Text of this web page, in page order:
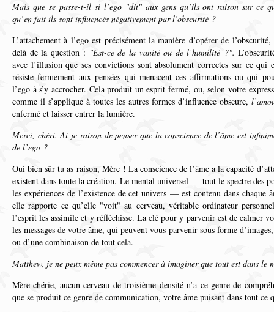
Mais que se passe-t-il si l’ego "dit" aux gens qu’ils ont raison sur ce
qu’en fait ils sont influencés négativement par l’obscurité ?
L’attachement à l’ego est précisément la manière d’opérer de
delà de la question : "Est-ce de la vanité ou de l’humilité ?".
avec l’illusion que ses convictions sont absolument correctes sur ce
résiste fermement aux pensées qui menacent ces affirmations ou qui
l’ego à s’y accrocher. Cela produit un esprit fermé, ou, selon votre
comme il s’applique à toutes les autres formes d’influence obscure,
enfermé et laisser entrer la lumière.
Merci, chéri. Ai-je raison de penser que la conscience de l’âme est
de l’ego ?
Oui bien sûr tu as raison, Mère ! La conscience de l’âme a la capacité
existent dans toute la création. Le mental universel — tout le spectre des
les expériences de l’existence de cet univers — est contenu dans chaque
elle rapporte ce qu’elle "voit" au cerveau, véritable ordinateur
l’esprit les assimile et y réfléchisse. La clé pour y parvenir est de calmer
les messages de votre âme, qui peuvent vous parvenir sous forme
ou d’une combinaison de tout cela.
Matthew, je ne peux même pas commencer à imaginer que tout est dans le
Mère chérie, aucun cerveau de troisième densité n’a ce genre de
que se produit ce genre de communication, votre âme puisant dans tout ce